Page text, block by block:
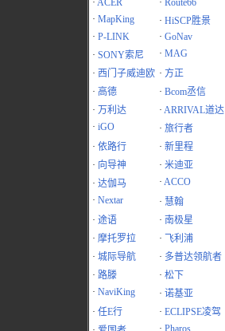
· ACER · Route66
· MapKing · HiSCP胜景
· P-LINK · GoNav
· SONY索尼 · MAG
· 西门子威迪欧 · 方正
· 高德 · Bcom丞信
· 万利达 · ARRIVAL道达
· iGO · 旅行者
· 依路行 · 新里程
· 向导神 · 米迪亚
· 达伽马 · ACCO
· Nextar · 慧翰
· 途语 · 南极星
· 摩托罗拉 ·
飞利浦
· 城际导航 · 多普达领航者
· 路滕 · 松下
· NaviKing · 诺基亚
· 任E行 · ECLIPSE凌驾
· Pharos